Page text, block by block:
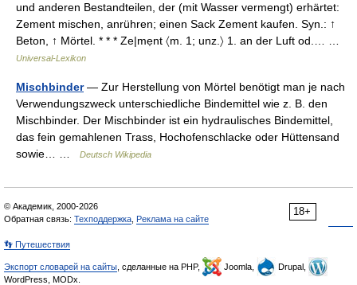
und anderen Bestandteilen, der (mit Wasser vermengt) erhärtet:
Zement mischen, anrühren; einen Sack Zement kaufen. Syn.: ↑
Beton, ↑ Mörtel. * * * Ze|mẹnt 〈m. 1; unz.〉 1. an der Luft od.… …
Universal-Lexikon
Mischbinder— Zur Herstellung von Mörtel benötigt man je nach
Verwendungszweck unterschiedliche Bindemittel wie z. B. den
Mischbinder. Der Mischbinder ist ein hydraulisches Bindemittel,
das fein gemahlenen Trass, Hochofenschlacke oder Hüttensand
sowie… …
Deutsch Wikipedia
18+
© Академик, 2000-2026
Обратная связь: Техподдержка Реклама на сайте
👣 Путешествия
Экспорт словарей на сайты , сделанные на PHP, Joomla,
Drupal,
WordPress, MODx.